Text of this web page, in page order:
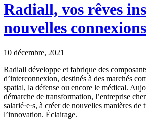
Radiall, vos rêves
nouvelles connexions
10 décembre, 2021
Radiall développe et fabrique des
d’interconnexion, destinés à des marchés
spatial, la défense ou encore le médical.
démarche de transformation, l’entreprise
salarié·e·s, à créer de nouvelles manières
l’innovation. Éclairage.